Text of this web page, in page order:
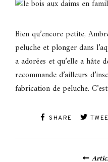
Bien qu’encore petite,
peluche et plonger dans
a adorées et qu’elle a hâte
recommande d’ailleurs
fabrication de peluche.
SHARE